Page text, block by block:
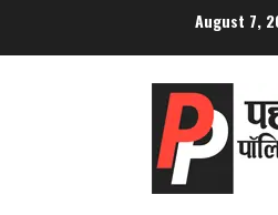
August 7,